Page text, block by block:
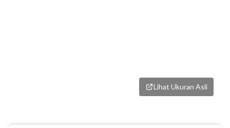
Lihat Ukuran Asli